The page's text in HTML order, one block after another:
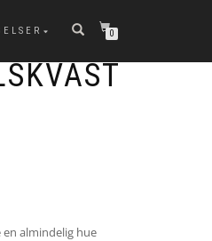
0
almindelig hue